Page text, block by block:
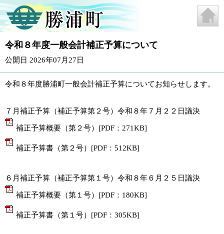
令和８年度一般会計補正予算について
公開日 2026年07月27日
令和８年度勝浦町一般会計補正予算についてお知らせします。
７月補正予算（補正予算第２号）令和８年７月２２日議決
補正予算概要（第２号）[PDF：271KB]
補正予算書（第２号）[PDF：512KB]
６月補正予算（補正予算第１号）令和８年６月２５日議決
補正予算概要（第１号）[PDF：180KB]
補正予算書（第１号）[PDF：305KB]